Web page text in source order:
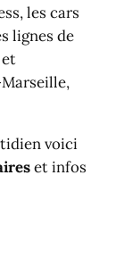
les cars
lignes de
voici
et infos